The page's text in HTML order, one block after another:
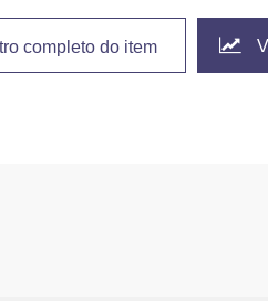
completo do item